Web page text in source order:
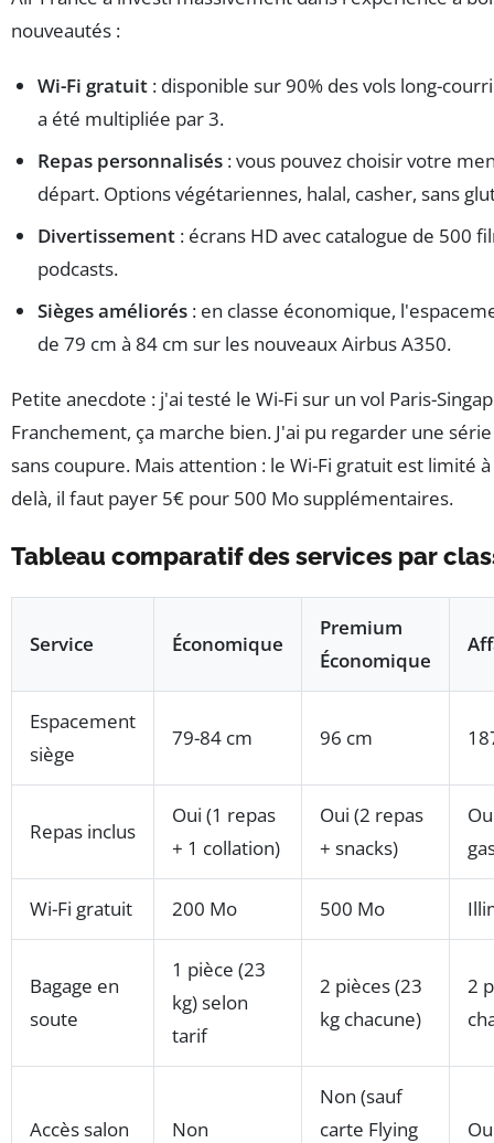
nouveautés :
Wi-Fi gratuit : disponible sur 90% des vols long-
a été multipliée par 3.
Repas personnalisés : vous pouvez choisir votre
départ. Options végétariennes, halal, casher, sans
Divertissement : écrans HD avec catalogue de 500
podcasts.
Sièges améliorés : en classe économique,
de 79 cm à 84 cm sur les nouveaux Airbus A350.
Petite anecdote : j'ai testé le Wi-Fi sur un vol Paris-
Franchement, ça marche bien. J'ai pu regarder une
sans coupure. Mais attention : le Wi-Fi gratuit est limité
delà, il faut payer 5€ pour 500 Mo supplémentaires.
Tableau comparatif des services par
Service Économique
Premium
Économique
Espacement
siège
79-84 cm 96 cm
Repas inclus
Oui (1 repas
+ 1 collation)
Oui (2 repas
+ snacks)
Wi-Fi gratuit 200 Mo 500 Mo
Bagage en
soute
1 pièce (23
kg) selon
tarif
2 pièces (23
kg chacune)
2
Accès salon Non
Non (sauf
carte Flying